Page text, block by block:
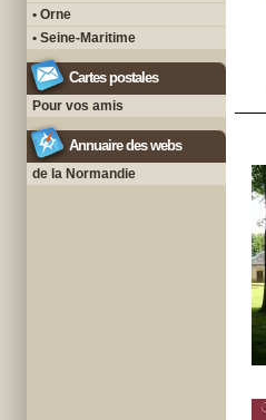
• Orne
• Seine-Maritime
Cartes postales
Pour vos amis
Annuaire des webs
de la Normandie